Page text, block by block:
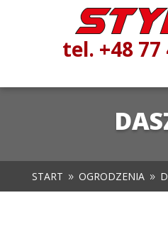
tel. +48 77
START 9 OGRODZENIA 9